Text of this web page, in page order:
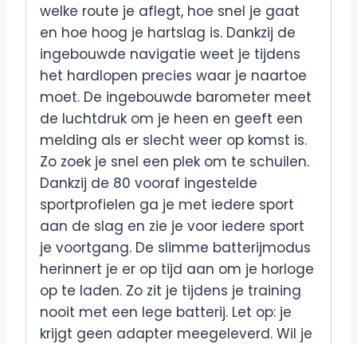
welke route je aflegt, hoe snel je gaat
en hoe hoog je hartslag is. Dankzij de
ingebouwde navigatie weet je tijdens
het hardlopen precies waar je naartoe
moet. De ingebouwde barometer meet
de luchtdruk om je heen en geeft een
melding als er slecht weer op komst is.
Zo zoek je snel een plek om te schuilen.
Dankzij de 80 vooraf ingestelde
sportprofielen ga je met iedere sport
aan de slag en zie je voor iedere sport
je voortgang. De slimme batterijmodus
herinnert je er op tijd aan om je horloge
op te laden. Zo zit je tijdens je training
nooit met een lege batterij. Let op: je
krijgt geen adapter meegeleverd. Wil je